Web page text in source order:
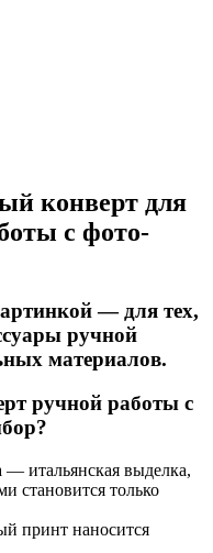
конверт для
с фото-
— для тех,
ручной
материалов.
ручной работы с
— итальянская выделка,
становится только
принт наносится